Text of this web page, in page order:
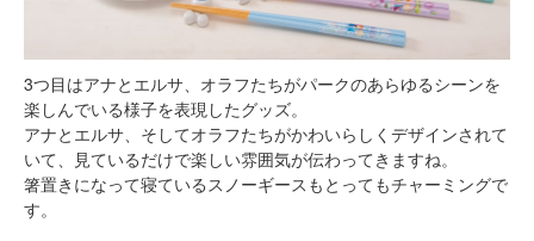
3つ目はアナとエルサ、オラフたちがパークのあらゆるシーンを
楽しんでいる様子を表現したグッズ。
アナとエルサ、そしてオラフたちがかわいらしくデザインされて
いて、見ているだけで楽しい雰囲気が伝わってきますね。
箸置きになって寝ているスノーギースもとってもチャーミングで
す。